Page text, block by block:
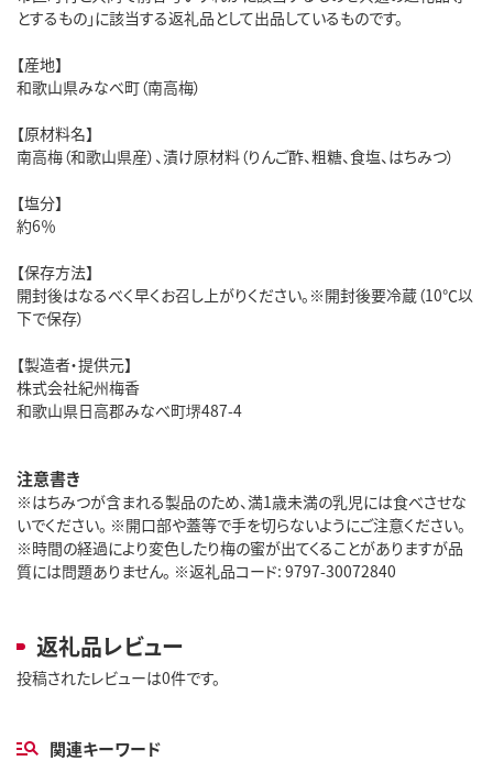
とするもの」に該当する返礼品として出品しているものです。
【産地】
和歌山県みなべ町（南高梅）
【原材料名】
南高梅（和歌山県産）、漬け原材料（りんご酢、粗糖、食塩、はちみつ）
【塩分】
約6％
【保存方法】
開封後はなるべく早くお召し上がりください。※開封後要冷蔵（10℃以
下で保存）
【製造者・提供元】
株式会社紀州梅香
和歌山県日高郡みなべ町堺487-4
注意書き
※はちみつが含まれる製品のため、満1歳未満の乳児には食べさせな
いでください。 ※開口部や蓋等で手を切らないようにご注意ください。
※時間の経過により変色したり梅の蜜が出てくることがありますが品
質には問題ありません。 ※返礼品コード: 9797-30072840
返礼品レビュー
投稿されたレビューは0件です。
関連キーワード